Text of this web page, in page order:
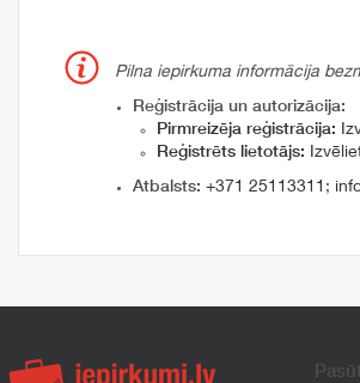
Pilna iepirkuma informācija
Reģistrācija un autorizācija:
Pirmreizēja reģistrācija:
Reģistrēts lietotājs:
Atbalsts: +371 25113311 ;